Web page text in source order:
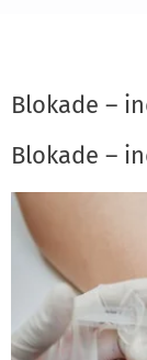
Blokade –
Blokade –